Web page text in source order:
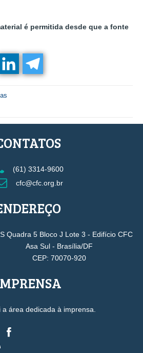
é permitida desde que a fonte
(61) 3314-9600
cfc@cfc.org.br
Quadra 5 Bloco J Lote 3 - Edifício CFC
Asa Sul - Brasília/DF
CEP: 70070-920
a área dedicada à imprensa.